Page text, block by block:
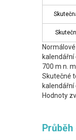
700 m n. m.
Skutečné
kalendářní
Hodnoty